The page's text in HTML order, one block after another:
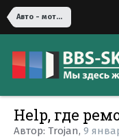
Авто - мото транспорт
Help, где
Автор: Trojan, 9